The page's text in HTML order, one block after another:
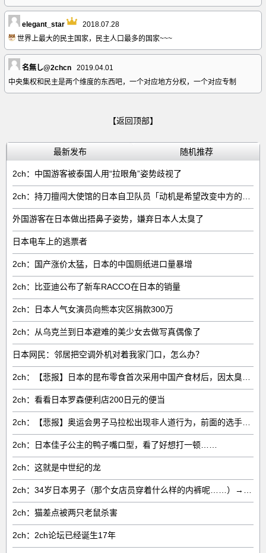
elegant_star
2018.07.28
世界上最大的民主国家，民主人口最多的国家~~~
名無し@2chcn
2019.04.01
中央集权和民主是两个维度的东西吧，一个对应地方分权，一个对应专制
【返回顶部】
最新发布 随机推荐
2ch：中国游客被泰国人用“拉眼角”姿势歧视了
外国游客在日本做出捂鼻子姿势，嫌弃日本人太臭了
日本电车上的逃票者
2ch：国产涨价太猛，日本的中国厕纸进口量暴增
2ch：比亚迪公布了新车RACCO在日本的销量
2ch：日本人气女演员向熊本灾区捐款300万
2ch：从乌克兰到日本避难的美少女去做写真偶像了
日本网民：邻居把空调外机对着我家门口，怎么办？
2ch：看看日本罗森便利店200日元的便当
2ch：日本佳子公主的鸭子嘴口型，看了好想打一顿……
2ch：这就是中世纪的龙
2ch：猫差点被两只老鼠杀害
2ch：2ch论坛已经诞生17年